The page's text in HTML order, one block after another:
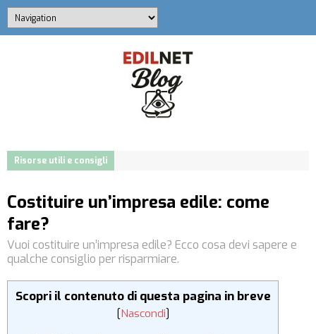
Risorse utili e consigli
Costituire un’impresa edile: come
fare?
Vuoi costituire un’impresa edile? Ecco cosa devi sapere e
qualche consiglio per risparmiare.
Scopri il contenuto di questa pagina in breve
[Nascondi]